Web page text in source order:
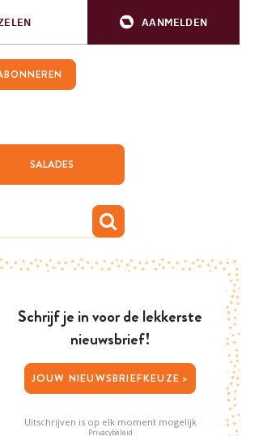
AANMELDEN
SALADES
Schrijf je in voor de lekkerste
nieuwsbrief!
JOUW NIEUWSBRIEFKEUZE >
Uitschrijven is op elk moment mogelijk
Privacybeleid